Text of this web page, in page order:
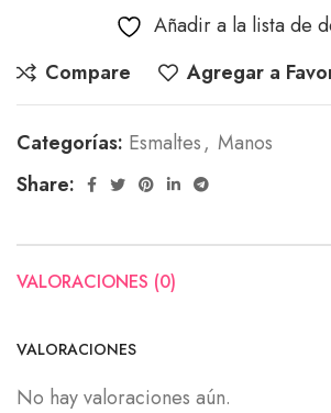
Añadir a la lista de
Compare
Agregar a
Categorías: Esmaltes, Manos
Share:
VALORACIONES (0)
VALORACIONES
No hay valoraciones aún.